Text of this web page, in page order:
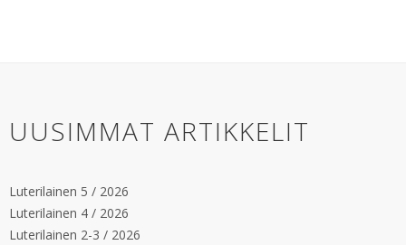
UUSIMMAT ARTIKKELIT
Luterilainen 5 / 2026
Luterilainen 4 / 2026
Luterilainen 2-3 / 2026